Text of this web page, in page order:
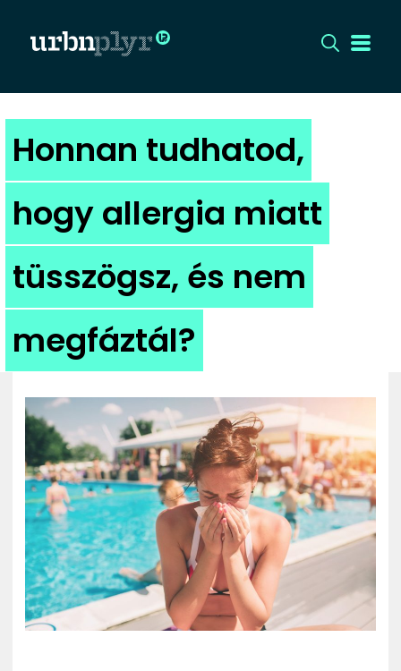
CÍMLAP
DIZÁJN
DIVAT
HIP
KULT
UTCA
ZENE
MÉDIAAJÁNLAT
IMPRESSZUM
PR-ARCHÍVUM
ADATKEZELÉSI TÁJÉKOZTATÓ
Honnan tudhatod,
hogy allergia miatt
tüsszögsz, és nem
megfáztál?